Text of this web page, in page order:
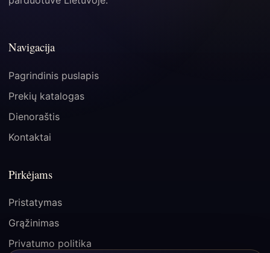
Navigacija
Pagrindinis puslapis
Prekių katalogas
Dienoraštis
Kontaktai
Pirkėjams
Pristatymas
Grąžinimas
Privatumo politika